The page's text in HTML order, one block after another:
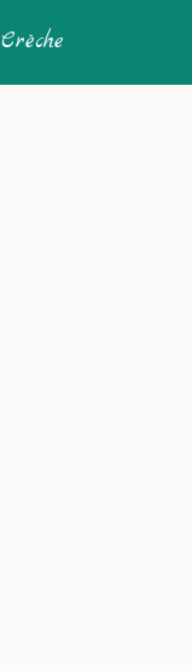
Crèche